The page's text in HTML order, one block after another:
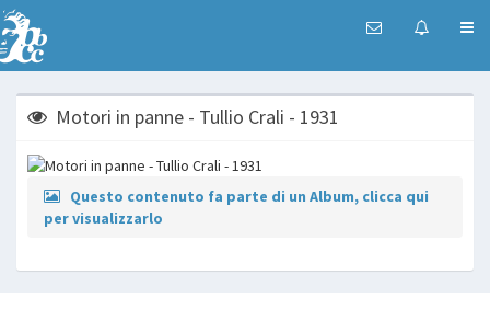
Motori in panne - Tullio Crali - 1931
Questo contenuto fa parte di un Album, clicca qui
per visualizzarlo